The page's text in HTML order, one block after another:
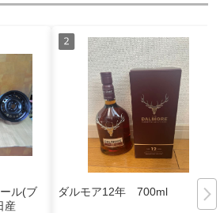
ル(ブ
産
ダルモア12年 700ml